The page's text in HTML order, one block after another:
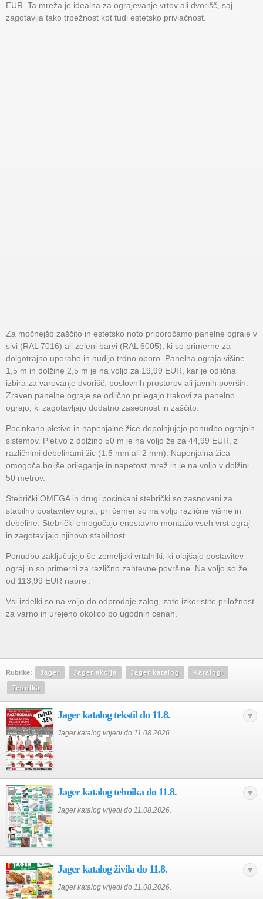
EUR. Ta mreža je idealna za ograjevanje vrtov ali dvorišč, saj
zagotavlja tako trpežnost kot tudi estetsko privlačnost.
Za močnejšo zaščito in estetsko noto priporočamo panelne ograje v
sivi (RAL 7016) ali zeleni barvi (RAL 6005), ki so primerne za
dolgotrajno uporabo in nudijo trdno oporo. Panelna ograja višine
1,5 m in dolžine 2,5 m je na voljo za 19,99 EUR, kar je odlična
izbira za varovanje dvorišč, poslovnih prostorov ali javnih površin.
Zraven panelne ograje se odlično prilegajo trakovi za panelno
ograjo, ki zagotavljajo dodatno zasebnost in zaščito.
Pocinkano pletivo in napenjalne žice dopolnjujejo ponudbo ograjnih
sistemov. Pletivo z dolžino 50 m je na voljo že za 44,99 EUR, z
različnimi debelinami žic (1,5 mm ali 2 mm). Napenjalna žica
omogoča boljše prileganje in napetost mrež in je na voljo v dolžini
50 metrov.
Stebrički OMEGA in drugi pocinkani stebrički so zasnovani za
stabilno postavitev ograj, pri čemer so na voljo različne višine in
debeline. Stebrički omogočajo enostavno montažo vseh vrst ograj
in zagotavljajo njihovo stabilnost.
Ponudbo zaključujejo še zemeljski vrtalniki, ki olajšajo postavitev
ograj in so primerni za različno zahtevne površine. Na voljo so že
od 113,99 EUR naprej.
Vsi izdelki so na voljo do odprodaje zalog, zato izkoristite priložnost
za varno in urejeno okolico po ugodnih cenah.
Rubrike: Jager Jager akcija Jager katalog Katalogi
Tehnika
Jager katalog tekstil do 11.8.
Jager katalog vrijedi do 11.08.2026.
Jager katalog tehnika do 11.8.
Jager katalog vrijedi do 11.08.2026.
Jager katalog živila do 11.8.
Jager katalog vrijedi do 11.08.2026.